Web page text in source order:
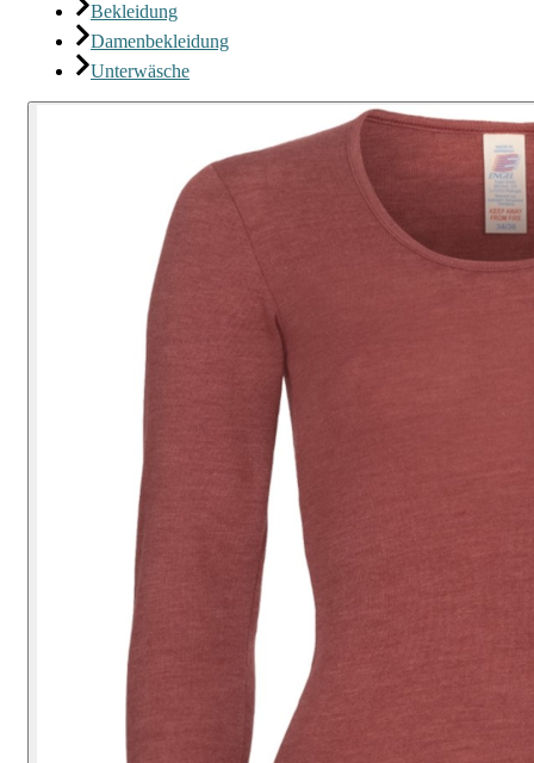
Bekleidung
Damenbekleidung
Unterwäsche